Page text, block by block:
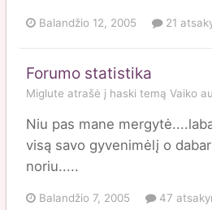
Balandžio 12, 2005 21
Forumo statistika
Miglute atrašė į haski temą Vaiko
Niu pas mane
visą savo gyvenimėlį o
noriu.....
Balandžio 7, 2005 47